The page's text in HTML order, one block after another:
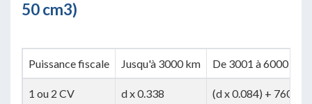
50 cm3)
Puissance fiscale Jusqu'à 3000 km De 3001 à 6000 km
1 ou 2 CV d x 0.338 (d x 0.084) + 760